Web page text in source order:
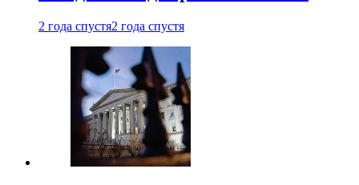
2 года спустя2 года спустя